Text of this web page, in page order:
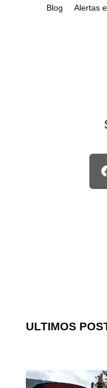
Blog Alertas
ULTIMOS